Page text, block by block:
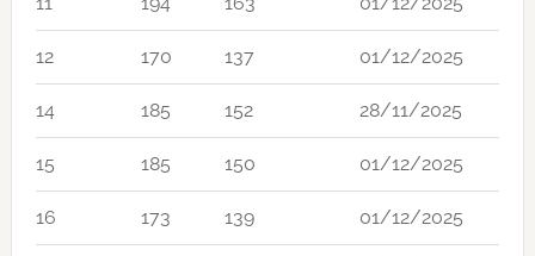
12 170 137 01/12/2025
14 185 152 28/11/2025
15 185 150 01/12/2025
16 173 139 01/12/2025